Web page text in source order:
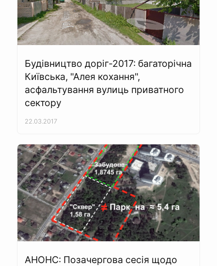
Будівництво доріг-2017: багаторічна
Київська, "Алея кохання",
асфальтування вулиць приватного
сектору
22.03.2017
АНОНС: Позачергова сесія щодо